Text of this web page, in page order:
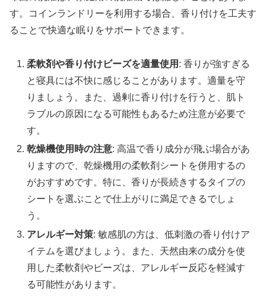
す。コインランドリーを利用する場合、香り付けを工夫す
ることで快適な眠りをサポートできます。
柔軟剤や香り付けビーズを適量使用 : 香りが強すぎる
と寝具には不快に感じることがあります。適量を守
りましょう。また、過剰に香り付けを行うと、肌ト
ラブルの原因になる可能性もあるため注意が必要で
す。
乾燥機使用時の注意: 高温で香り成分が飛ぶ場合があ
りますので、乾燥機用の柔軟剤シートを併用するの
がおすすめです。特に、香りが長続きするタイプの
シートを選ぶことで仕上がりに満足できるでしょ
う。
アレルギー対策: 敏感肌の方は、低刺激の香り付けア
イテムを選びましょう。また、天然由来の成分を使
用した柔軟剤やビーズは、アレルギー反応を軽減す
る可能性があります。